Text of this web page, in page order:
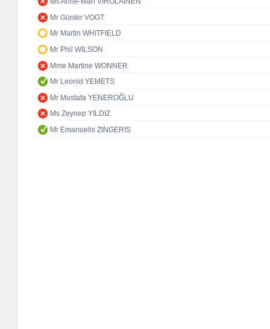
Mr Günter VOGT
Mr Martin WHITFIELD
Mr Phil WILSON
Mme Martine WONNER
Mr Leonid YEMETS
Mr Mustafa YENEROĞLU
Ms Zeynep YILDIZ
Mr Emanuelis ZINGERIS